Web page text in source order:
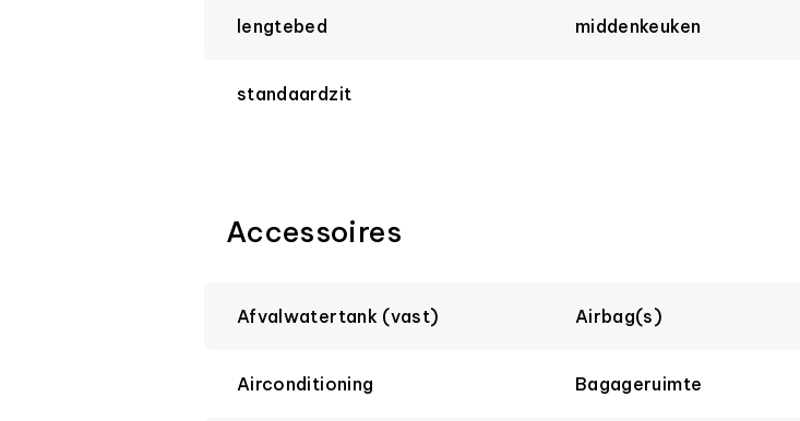
lengtebed middenkeuken
standaardzit
Accessoires
Afvalwatertank (vast) Airbag(s)
Airconditioning Bagageruimte